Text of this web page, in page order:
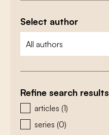
Select author
zoeken - auteurs
select content
Refine search results
zoeken - type
articles (1)
series (0)